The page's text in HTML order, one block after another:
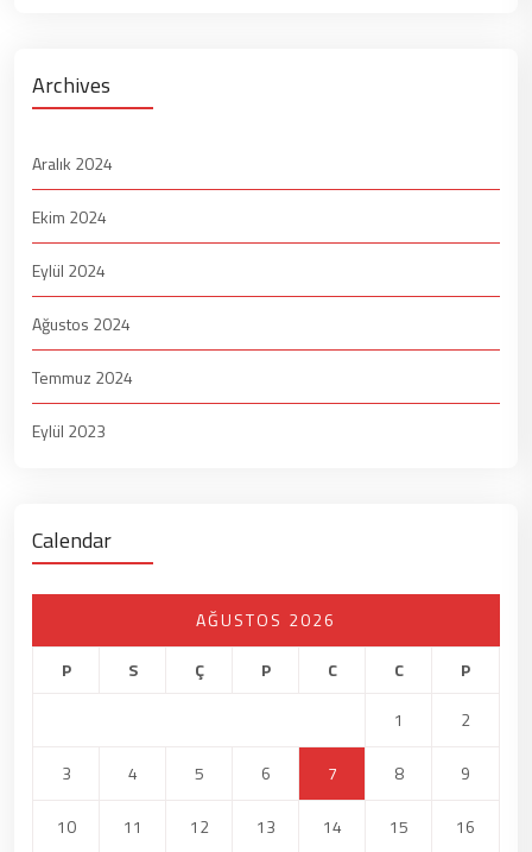
Archives
Aralık 2024
Ekim 2024
Eylül 2024
Ağustos 2024
Temmuz 2024
Eylül 2023
Calendar
AĞUSTOS 2026
P
S Ç P C C
P
1
2
3 4 5 6 7 8 9
10 11 12 13 14 15 16